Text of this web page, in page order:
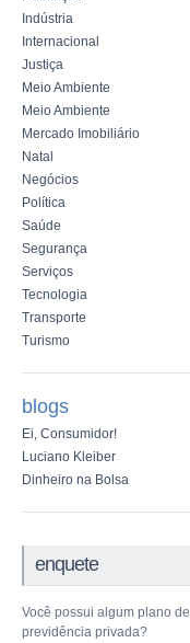
Indústria
Internacional
Justiça
Meio Ambiente
Meio Ambiente
Mercado Imobiliário
Natal
Negócios
Política
Saúde
Segurança
Serviços
Tecnologia
Transporte
Turismo
blogs
Ei, Consumidor!
Luciano Kleiber
Dinheiro na Bolsa
enquete
Você possui algum plano de
previdência privada?